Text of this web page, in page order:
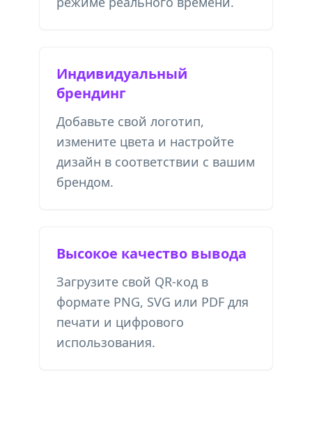
Индивидуальный
брендинг
Добавьте свой логотип,
измените цвета и настройте
дизайн в соответствии с вашим
брендом.
Высокое качество вывода
Загрузите свой QR-код в
формате PNG, SVG или PDF для
печати и цифрового
использования.